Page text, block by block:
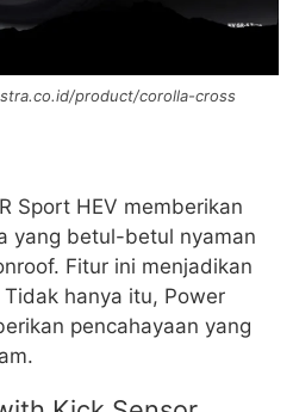
product/corolla-cross
Sport HEV memberikan
yang betul-betul nyaman
Fitur ini menjadikan
hanya itu, Power
pencahayaan yang